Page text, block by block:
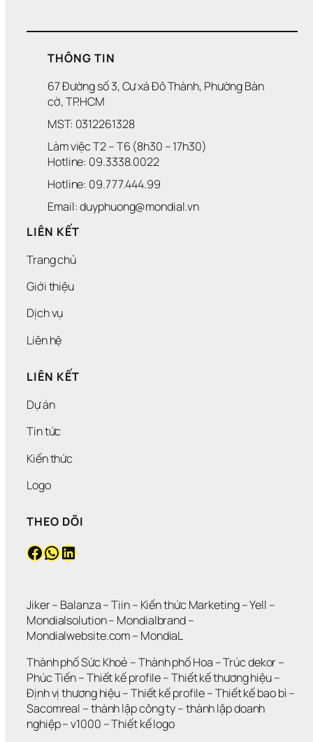
THÔNG TIN
67 Đường số 3, Cư xá Đô Thành, Phường Bàn
cờ, TP.HCM
MST: 0312261328
Làm việc T2 – T6 (8h30 – 17h30)
Hotline: 09.3338.0022
Hotline: 09.777.444.99
Email: duyphuong@mondial.vn
LIÊN KẾT
Trang chủ
Giới thiệu
Dịch vụ
Liên hệ
LIÊN KẾT
Dự án
Tin tức
Kiến thức
Logo
THEO DÕI
Facebook WhatsApp LinkedIn
Jiker – Balanza – Tiin – Kiến thức Marketing – Yell
Mondialsolution – Mondialbrand
Mondialwebsite.com – MondiaL
Thành phố Sức Khoẻ – Thành phố Hoa – Trúc dekor
Phúc Tiến – Thiết kế profile – Thiết kế thương hiệu
Định vị thương hiệu – Thiết kế profile – Thiết kế bao bì
Sacomreal – thành lập công ty – thành lập doanh
nghiệp – v1000 – Thiết kế logo